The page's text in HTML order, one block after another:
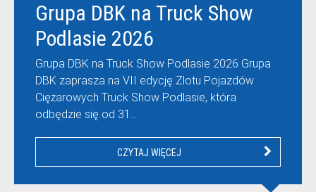
Grupa DBK na Truck Show
Podlasie 2026
Grupa DBK na Truck Show Podlasie 2026 Grupa
DBK zaprasza na VII edycję Zlotu Pojazdów
Ciężarowych Truck Show Podlasie, która
odbędzie się od 31…
CZYTAJ WIĘCEJ